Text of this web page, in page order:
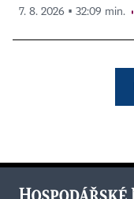
7. 8. 2026 ▪ 32:09 min.